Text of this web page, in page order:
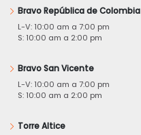
Bravo República de Colombia
L-V: 10:00 am a 7:00 pm
S: 10:00 am a 2:00 pm
Bravo San Vicente
L-V: 10:00 am a 7:00 pm
S: 10:00 am a 2:00 pm
Torre Altice